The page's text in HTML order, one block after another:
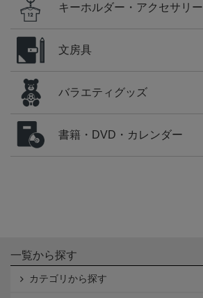
キーホルダー・アクセサリー
文房具
バラエティグッズ
書籍・DVD・カレンダー
一覧から探す
カテゴリから探す